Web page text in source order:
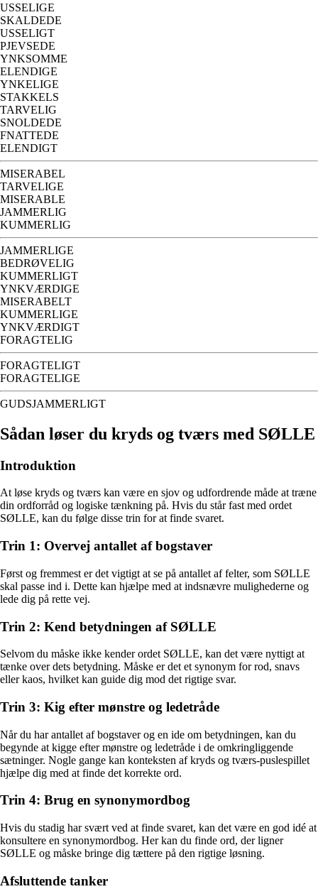
USSELIGE
SKALDEDE
USSELIGT
PJEVSEDE
YNKSOMME
ELENDIGE
YNKELIGE
STAKKELS
TARVELIG
SNOLDEDE
FNATTEDE
ELENDIGT
MISERABEL
TARVELIGE
MISERABLE
JAMMERLIG
KUMMERLIG
JAMMERLIGE
BEDRØVELIG
KUMMERLIGT
YNKVÆRDIGE
MISERABELT
KUMMERLIGE
YNKVÆRDIGT
FORAGTELIG
FORAGTELIGT
FORAGTELIGE
GUDSJAMMERLIGT
Sådan løser du kryds og tværs med SØLLE
Introduktion
At løse kryds og tværs kan være en sjov og udfordrende måde at træne
din ordforråd og logiske tænkning på. Hvis du står fast med ordet
SØLLE, kan du følge disse trin for at finde svaret.
Trin 1: Overvej antallet af bogstaver
Først og fremmest er det vigtigt at se på antallet af felter, som SØLLE
skal passe ind i. Dette kan hjælpe med at indsnævre mulighederne og
lede dig på rette vej.
Trin 2: Kend betydningen af SØLLE
Selvom du måske ikke kender ordet SØLLE, kan det være nyttigt at
tænke over dets betydning. Måske er det et synonym for rod, snavs
eller kaos, hvilket kan guide dig mod det rigtige svar.
Trin 3: Kig efter mønstre og ledetråde
Når du har antallet af bogstaver og en ide om betydningen, kan du
begynde at kigge efter mønstre og ledetråde i de omkringliggende
sætninger. Nogle gange kan konteksten af kryds og tværs-puslespillet
hjælpe dig med at finde det korrekte ord.
Trin 4: Brug en synonymordbog
Hvis du stadig har svært ved at finde svaret, kan det være en god idé at
konsultere en synonymordbog. Her kan du finde ord, der ligner
SØLLE og måske bringe dig tættere på den rigtige løsning.
Afsluttende tanker